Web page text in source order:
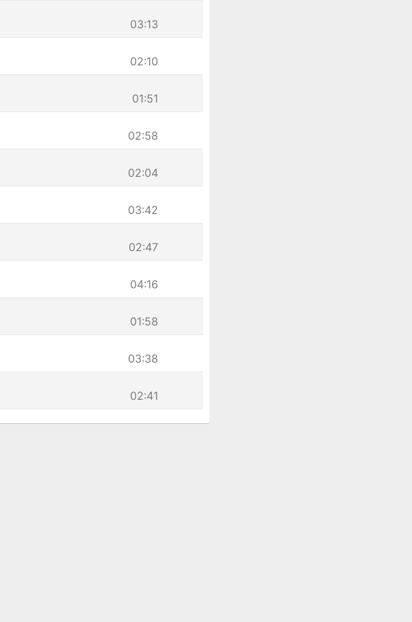
03:13
02:10
01:51
02:58
02:04
03:42
02:47
04:16
01:58
03:38
02:41